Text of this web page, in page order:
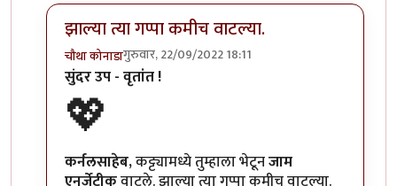
झाल्या त्या गप्पा कमीच वाटल्या.
चौथा कोनाडागुरुवार, 22/09/2022 18:11
In reply toवेगळाच अनुभव....
सुंदर उप - वृतांत !
💖
कर्नलसाहेब,कट्ट्यामध्ये तुम्हाला भेटूनजाम